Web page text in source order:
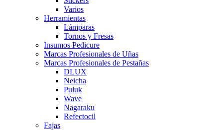
Varios
Herramientas
Lámparas
Tornos y Fresas
Insumos Pedicure
Marcas Profesionales de Uñas
Marcas Profesionales de Pestañas
DLUX
Neicha
Puluk
Wave
Nagaraku
Refectocil
Fajas